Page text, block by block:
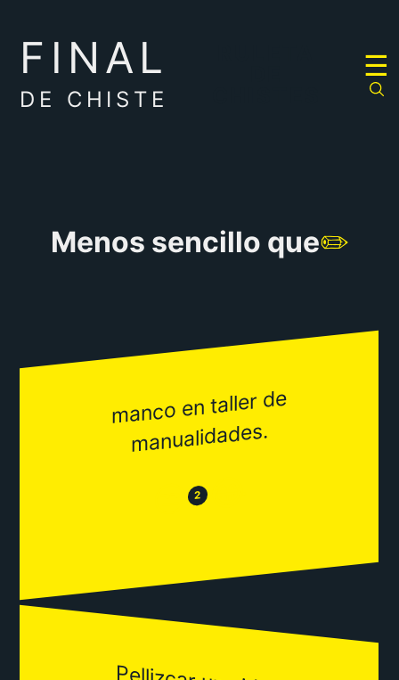
FINAL
DE CHISTE
☰
Menos sencillo que✏️
manco en taller de
manualidades.
😒 2 😂